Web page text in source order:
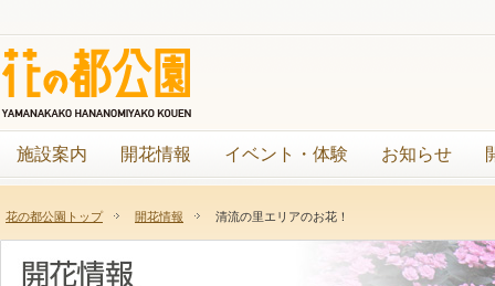
施設案内 開花情報 イベント・体験 お知らせ
花の都公園トップ 開花情報 清流の里エリアのお花！